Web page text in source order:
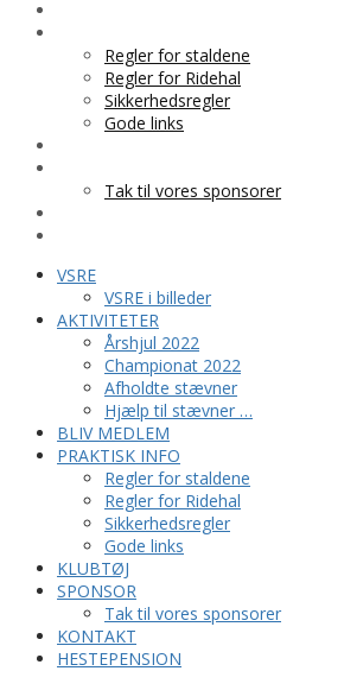
Regler for staldene
Regler for Ridehal
Sikkerhedsregler
Gode links
Tak til vores sponsorer
VSRE
VSRE i billeder
AKTIVITETER
Årshjul 2022
Championat 2022
Afholdte stævner
Hjælp til stævner …
BLIV MEDLEM
PRAKTISK INFO
Regler for staldene
Regler for Ridehal
Sikkerhedsregler
Gode links
KLUBTØJ
SPONSOR
Tak til vores sponsorer
KONTAKT
HESTEPENSION